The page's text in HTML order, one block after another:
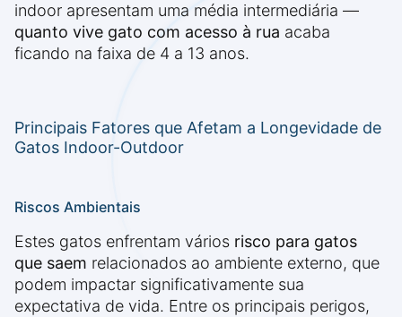
indoor apresentam uma média intermediária —
quanto vive gato com acesso à rua acaba
ficando na faixa de 4 a 13 anos.
Principais Fatores que Afetam a Longevidade de
Gatos Indoor-Outdoor
Riscos Ambientais
Estes gatos enfrentam vários risco para gatos
que saem relacionados ao ambiente externo, que
podem impactar significativamente sua
expectativa de vida. Entre os principais perigos,